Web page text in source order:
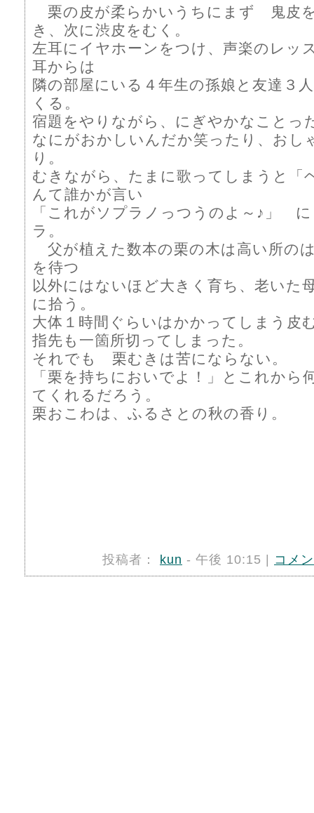
栗の皮が柔らかいうちにまず 鬼皮
き、次に渋皮をむく。
左耳にイヤホーンをつけ、声楽のレッ
耳からは
隣の部屋にいる４年生の孫娘と友達３
くる。
宿題をやりながら、にぎやかなことっ
なにがおかしいんだか笑ったり、おし
り。
むきながら、たまに歌ってしまうと「
んて誰かが言い
「これがソプラノっつうのよ～♪」
ラ。
父が植えた数本の栗の木は高い所の
を待つ
以外にはないほど大きく育ち、老いた
に拾う。
大体１時間ぐらいはかかってしまう皮
指先も一箇所切ってしまった。
それでも 栗むきは苦にならない。
「栗を持ちにおいでよ！」とこれか
てくれるだろう。
栗おこわは、ふるさとの秋の香り。
投稿者： kun - 午後 10:15 | コメ